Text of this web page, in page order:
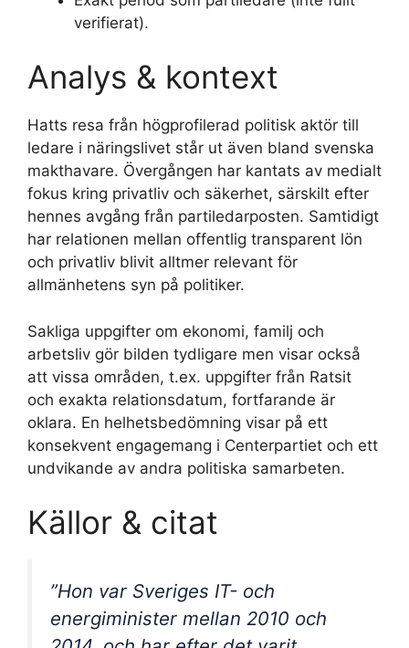
verifierat).
Analys & kontext
Hatts resa från högprofilerad politisk aktör till
ledare i näringslivet står ut även bland svenska
makthavare. Övergången har kantats av medialt
fokus kring privatliv och säkerhet, särskilt efter
hennes avgång från partiledarposten. Samtidigt
har relationen mellan offentlig transparent lön
och privatliv blivit alltmer relevant för
allmänhetens syn på politiker.
Sakliga uppgifter om ekonomi, familj och
arbetsliv gör bilden tydligare men visar också
att vissa områden, t.ex. uppgifter från Ratsit
och exakta relationsdatum, fortfarande är
oklara. En helhetsbedömning visar på ett
konsekvent engagemang i Centerpartiet och ett
undvikande av andra politiska samarbeten.
Källor & citat
”Hon var Sveriges IT- och
energiminister mellan 2010 och